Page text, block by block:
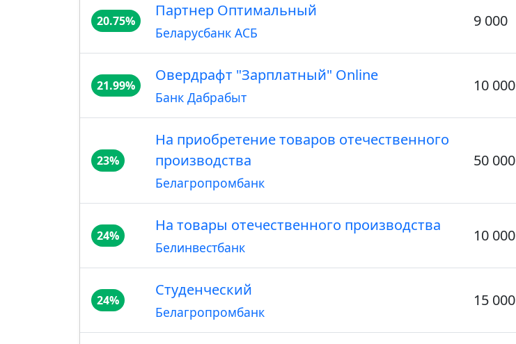
20.75%
Партнер Оптимальный
Беларусбанк АСБ
9 000
21.99%
Овердрафт "Зарплатный" Online
Банк Дабрабыт
10 000
23%
На приобретение товаров отечественного
производства
Белагропромбанк
50 000
24%
На товары отечественного производства
Белинвестбанк
10 000
24%
Студенческий
Белагропромбанк
15 000